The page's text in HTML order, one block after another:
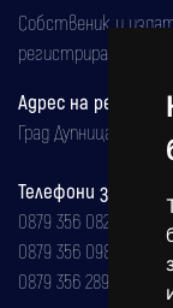
Собственик и
регистрирана на
Адрес на
Град Дупница,
Телефони за
0879 356 082
0879 356 098
0879 356 289